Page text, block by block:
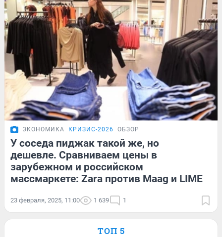
ЭКОНОМИКА КРИЗИС-2026 ОБЗОР
У соседа пиджак такой же, но
дешевле. Сравниваем цены в
зарубежном и российском
массмаркете: Zara против Maag и LIME
23 февраля, 2025, 11:00 1 639 1
ТОП 5